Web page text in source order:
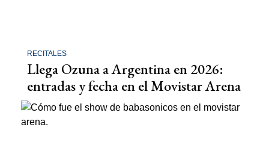
RECITALES
Llega Ozuna a Argentina en 2026:
entradas y fecha en el Movistar Arena